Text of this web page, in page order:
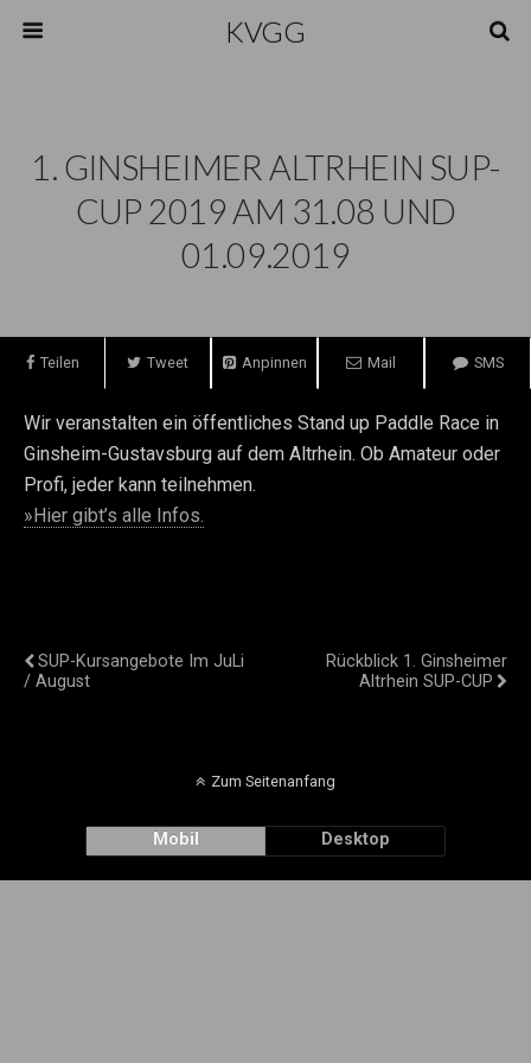
KVGG
1. GINSHEIMER ALTRHEIN SUP-
CUP 2019 AM 31.08 UND
01.09.2019
Teilen Tweet Anpinnen Mail SMS
Wir veranstalten ein öffentliches Stand up Paddle Race in
Ginsheim-Gustavsburg auf dem Altrhein. Ob Amateur oder
Profi, jeder kann teilnehmen.
»Hier gibt’s alle Infos.
SUP-Kursangebote Im JuLi
/ August
Rückblick 1. Ginsheimer
Altrhein SUP-CUP
Zum Seitenanfang
Mobil Desktop